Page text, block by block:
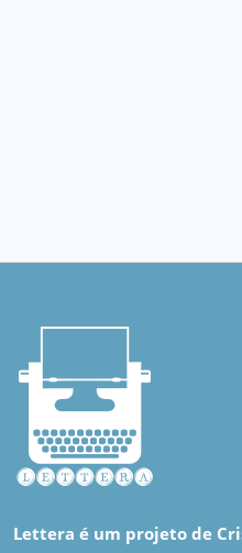
Lettera é um projeto de